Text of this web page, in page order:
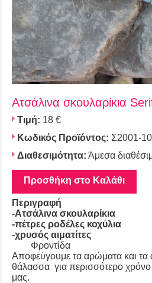
Ατσάλινα σκουλαρίκια
Τιμή: 18 €
Κωδικός Προϊόντος: Σ2001-
Διαθεσιμότητα: Άμεσα
Προσθήκη στο Καλάθι
Περιγραφή
-Ατσάλινα σκουλαρίκια
-πέτρες ροδέλες κοχύλια
-χρυσός αιματίτες
Φροντίδα
Αποφεύγουμε τα αρώματα και τα
θάλασσα για περισσότερο
μας.